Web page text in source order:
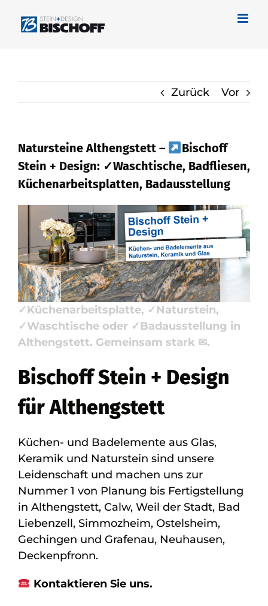
Inhalt
Zurück Vor
Natursteine Althengstett –
Bischoff
Stein + Design: ✓Waschtische, Badfliesen,
Küchenarbeitsplatten, Badausstellung
Bischoff Stein + Design für
Althengstett bietet an Naturstein und
✓Waschtische, Küchenarbeitsplatte,
Badfliese, Badausstellung.
Bischoff
Stein + Design, Ihr Steinmetz &
Natursteinbauer für ✓Badfliese,
✓Küchenarbeitsplatte, ✓Naturstein,
✓Waschtische oder ✓Badausstellung in
Althengstett. Gemeinsam stark ✉.
Bischoff Stein + Design
für Althengstett
Küchen- und Badelemente aus Glas,
Keramik und Naturstein sind unsere
Leidenschaft und machen uns zur
Nummer 1 von Planung bis Fertigstellung
in Althengstett, Calw, Weil der Stadt, Bad
Liebenzell, Simmozheim, Ostelsheim,
Gechingen und Grafenau, Neuhausen,
Deckenpfronn.
Kontaktieren Sie uns.